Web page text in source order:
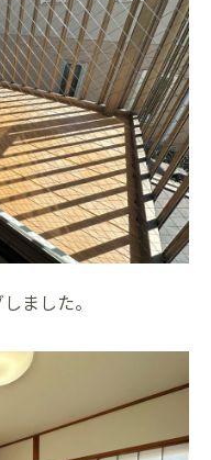
ました。